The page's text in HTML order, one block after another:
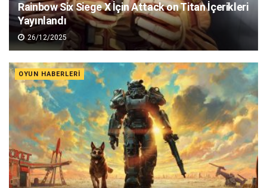
Rainbow Six Siege X İçin Attack on Titan İçerikleri
Yayınlandı
26/12/2025
OYUN HABERLERI